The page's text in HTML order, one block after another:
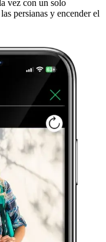
vez con un solo
persianas y encender el